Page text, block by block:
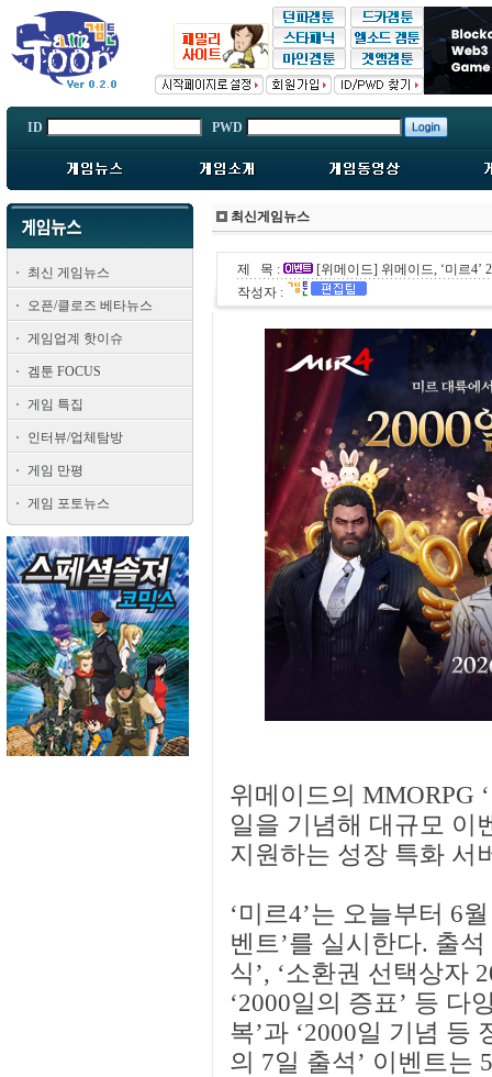
ID PWD
최신 게임뉴스
오픈/클로즈 베타뉴스
게임업계 핫이슈
겜툰 FOCUS
게임 특집
인터뷰/업체탐방
게임 만평
게임 포토뉴스
최신게임뉴스
제 목 :
[위메이드] 위메이드, ‘미르4’
작성자 :
위메이드의 MMORPG
일을 기념해 대규모 이
지원하는 성장 특화 서
‘미르4’는 오늘부터 6
벤트’를 실시한다. 출
식’, ‘소환권 선택상자
‘2000일의 증표’ 등 다
복’과 ‘2000일 기념 등
의 7일 출석’ 이벤트는